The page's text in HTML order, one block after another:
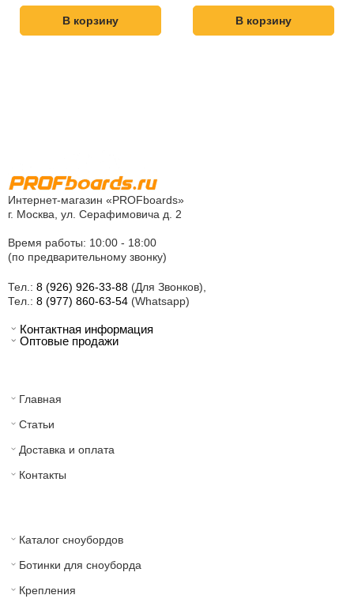
В корзину В корзину
Интернет-магазин «PROFboards»
г. Москва, ул. Серафимовича д. 2
Время работы: 10:00 - 18:00
(по предварительному звонку)
Тел.: 8 (926) 926-33-88 (Для Звонков),
Тел.: 8 (977) 860-63-54 (Whatsapp)
Контактная информация
Оптовые продажи
Главная
Статьи
Доставка и оплата
Контакты
Каталог сноубордов
Ботинки для сноуборда
Крепления